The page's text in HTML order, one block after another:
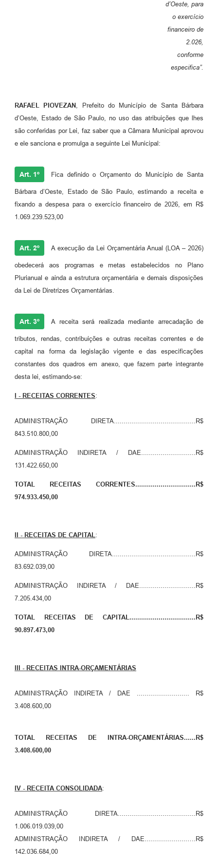
d’Oeste, para
o exercício
financeiro de
2.026,
conforme
especifica”.
RAFAEL PIOVEZAN , Prefeito do Município de Santa Bárbara
d’Oeste, Estado de São Paulo, no uso das atribuições que lhes
são conferidas por Lei, faz saber que a Câmara Municipal aprovou
e ele sanciona e promulga a seguinte Lei Municipal:
Art. 1º Fica definido o Orçamento do Município de Santa
Bárbara d’Oeste, Estado de São Paulo, estimando a receita e
fixando a despesa para o exercício financeiro de 2026, em R$
1.069.239.523,00
Art. 2º A execução da Lei Orçamentária Anual (LOA – 2026)
obedecerá aos programas e metas estabelecidos no Plano
Plurianual e ainda a estrutura orçamentária e demais disposições
da Lei de Diretrizes Orçamentárias.
Art. 3º A receita será realizada mediante arrecadação de
tributos, rendas, contribuições e outras receitas correntes e de
capital na forma da legislação vigente e das especificações
constantes dos quadros em anexo, que fazem parte integrante
desta lei, estimando-se:
I - RECEITAS CORRENTES:
ADMINISTRAÇÃO DIRETA..........................................R$
843.510.800,00
ADMINISTRAÇÃO INDIRETA / DAE............................R$
131.422.650,00
TOTAL RECEITAS CORRENTES...............................R$
974.933.450,00
II - RECEITAS DE CAPITAL:
ADMINISTRAÇÃO DIRETA...........................................R$
83.692.039,00
ADMINISTRAÇÃO INDIRETA / DAE.............................R$
7.205.434,00
TOTAL RECEITAS DE CAPITAL..................................R$
90.897.473,00
III - RECEITAS INTRA-ORÇAMENTÁRIAS
ADMINISTRAÇÃO INDIRETA / DAE ........................... R$
3.408.600,00
TOTAL RECEITAS DE INTRA-ORÇAMENTÁRIAS......R$
3.408.600,00
IV - RECEITA CONSOLIDADA:
ADMINISTRAÇÃO DIRETA........................................R$
1.006.019.039,00
ADMINISTRAÇÃO INDIRETA / DAE......................….R$
142.036.684,00